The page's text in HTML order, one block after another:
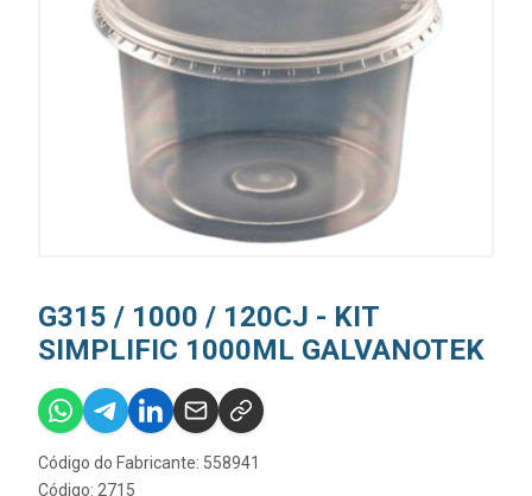
G315 / 1000 / 120CJ - KIT
SIMPLIFIC 1000ML GALVANOTEK
Código do Fabricante: 558941
Código: 2715